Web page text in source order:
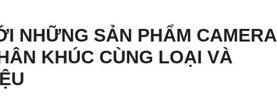
NHỮNG SẢN PHẨM CAMERA
KHÚC CÙNG LOẠI VÀ